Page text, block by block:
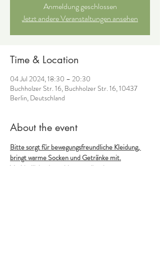
Anmeldung geschlossen
Jetzt andere Veranstaltungen ansehen
Time & Location
04 Jul 2024, 18:30 – 20:30
Buchholzer Str. 16, Buchholzer Str. 16, 10437
Berlin, Deutschland
About the event
Bitte sorgt für bewegungsfreundliche Kleidung,
bringt warme Socken und Getränke mit.
Verbindliche Anmeldung erwünscht, spontanes